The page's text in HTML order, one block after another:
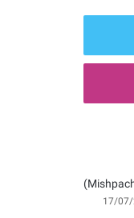
مصاحبه مریم فاروقی قاجار با روزنامه میشپاچا (Mishpacha)
17/